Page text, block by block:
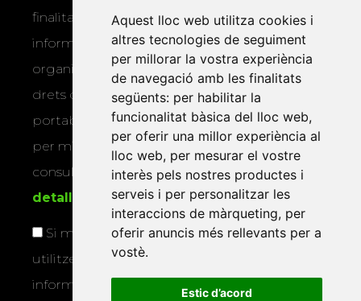
Aquest lloc web utilitza cookies i
altres tecnologies de seguiment
per millorar la vostra experiència
de navegació amb les finalitats
següents: per habilitar la
funcionalitat bàsica del lloc web,
per oferir una millor experiència al
lloc web, per mesurar el vostre
interès pels nostres productes i
serveis i per personalitzar les
interaccions de màrqueting, per
oferir anuncis més rellevants per a
vostè.
Estic d’acord
finalitat de gestionar la vostra subscripció i
informar-vos dels actes i activitats que
organitza la Xarxa Vives. Podeu exercir els
drets d’accés, rectificació, supressió,
portabilitat, limitació o oposició al tractament
per mitjans físics o electrònics. Podeu
consultar la
informació addicional i
detallada sobre protecció de dades.
Si marqueu aquesta casella, consentiu que
utilitzem les vostres dades per a enviar-vos
informació sobre els actes i activitats que